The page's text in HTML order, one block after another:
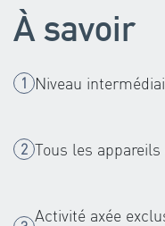
À savoir
Niveau
Tous les
Activité axée